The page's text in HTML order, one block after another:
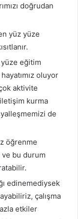
doğrudan
yüz yüze
eğitim
oluyor
aktivite
kurma
de
öğrenme
bu durum
edinemediysek
çalışma
etkiler